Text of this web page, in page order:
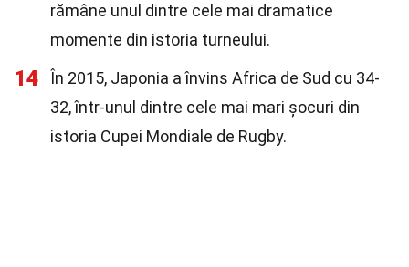
rămâne unul dintre cele mai dramatice
momente din istoria turneului.
14
În 2015, Japonia a învins Africa de Sud cu 34-
32, într-unul dintre cele mai mari șocuri din
istoria Cupei Mondiale de Rugby.